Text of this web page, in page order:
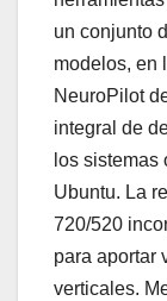
un conjunto
modelos, en
NeuroPilot
integral de
los sistemas
Ubuntu. La
720/520
para aportar
verticales.